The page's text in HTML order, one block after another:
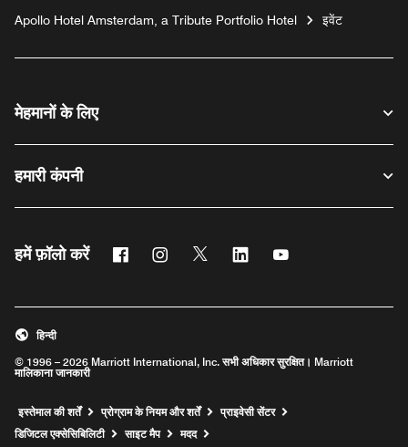
Apollo Hotel Amsterdam, a Tribute Portfolio Hotel
इवेंट
मेहमानों के लिए
हमारी कंपनी
हमें फ़ॉलो करें फेसबुक इंस्टाग्राम ट्विटर लिंक्डिन
© 1996 – 2026 Marriott International, Inc. सभी अधिकार सुरक्षित। Marriott
मालिकाना जानकारी
हिन्दी
इस्तेमाल की शर्तें प्रोग्राम के नियम और शर्तें
प्राइवेसी सेंटर
डिजिटल एक्सेसिबिलिटी
साइट मैप मदद